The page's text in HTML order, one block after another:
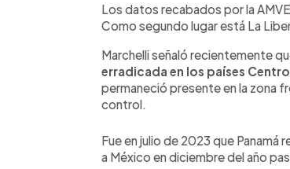
Los datos recabados por la
Como segundo lugar está La
Marchelli señaló recientemente
erradicada en los países
permaneció presente en la zona
control.
Fue en julio de 2023 que
a México en diciembre del año